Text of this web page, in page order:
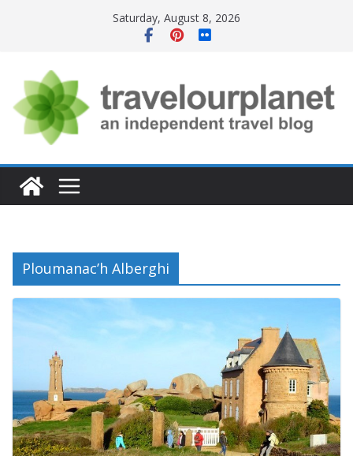
Saturday, August 8, 2026
Ploumanac’h Alberghi